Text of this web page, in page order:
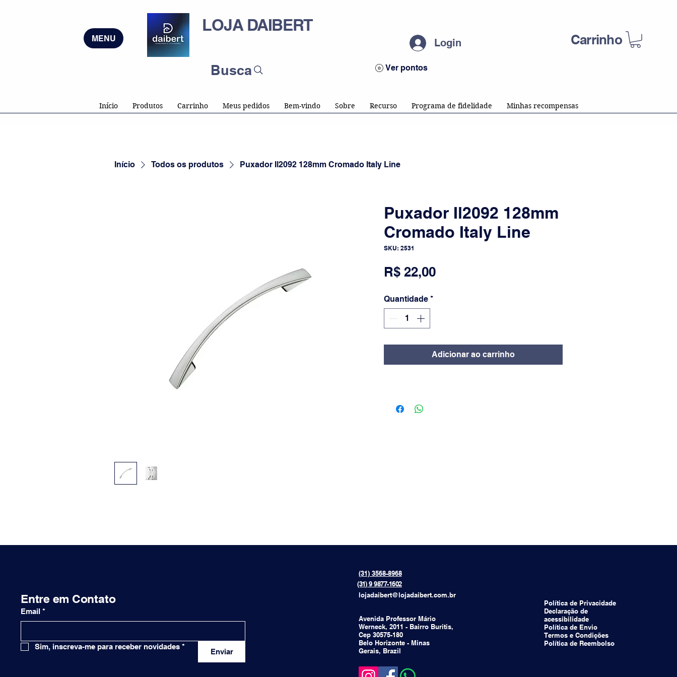
MENU
LOJA DAIBERT
Busca
Login Carrinho
Ver pontos
Início Produtos Carrinho Meus pedidos Bem-vindo Sobre Recurso Programa de fidelidade Minhas recompensas
Início Todos os produtos Puxador Il2092 128mm Cromado Italy Line
Puxador Il2092 128mm
Cromado Italy Line
SKU: 2531
R$ 22,00Preço
Quantidade *
Adicionar ao carrinho
Entre em Contato
Email *
Sim, inscreva-me para receber novidades *
Enviar
(31) 3568-8968
{[[[[(31) 9 9877-1602
lojadaibert@lojadaibert.com.br
Avenida Professor Mário
Werneck, 2011 - Bairro Buritis,
Cep 30575-180
Belo Horizonte - Minas
Gerais, Brazil
Política de Privacidade
Declaração de
acessibilidade
Política de Envio
Termos e Condições
Política de Reembolso